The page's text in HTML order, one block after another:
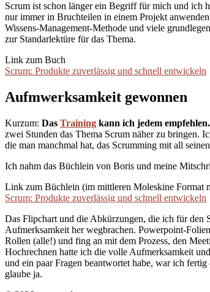
Scrum ist schon länger ein Begriff für mich und ich
nur immer in Bruchteilen in einem Projekt
Wissens-Management-Methode und viele
zur Standarlektüre für das Thema.
Link zum Buch
Scrum: Produkte zuverlässig und schnell entwickeln
Aufmwerksamkeit gewonnen
Kurzum: Das Training kann ich jedem empfehlen.
zwei Stunden das Thema Scrum näher zu bringen.
die man manchmal hat, das Scrumming mit all
Ich nahm das Büchlein von Boris und meine
Link zum Büchlein (im mittleren Moleskine Format
Scrum: Produkte zuverlässig und schnell entwickeln
Das Flipchart und die Abkürzungen, die ich für den
Aufmerksamkeit her wegbrachen. Powerpoint-
Rollen (alle!) und fing an mit dem Prozess, den
Hochrechnen hatte ich die volle Aufmerksamkeit
und ein paar Fragen beantwortet habe, war ich
glaube ja.